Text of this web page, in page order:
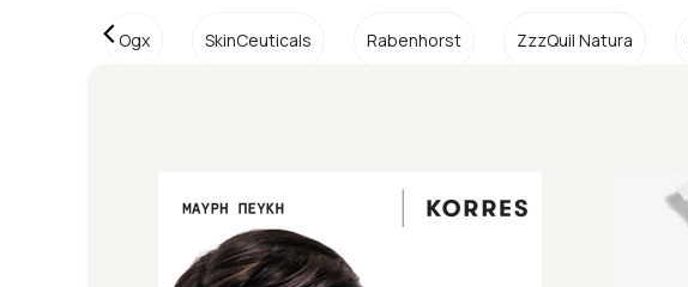
Ogx SkinCeuticals Rabenhorst ZzzQuil Natura